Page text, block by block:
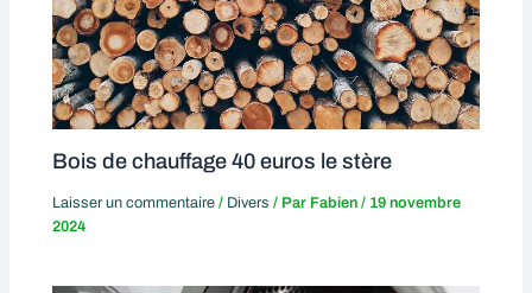
Bois de chauffage 40 euros le stère
Laisser un commentaire / Divers / Par Fabien/ 19 novembre
2024